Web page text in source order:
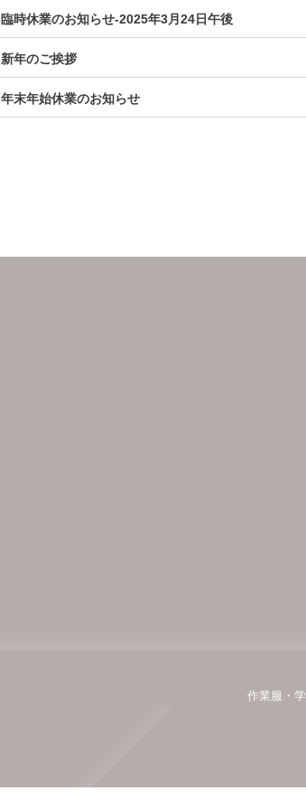
臨時休業のお知らせ-2025年3月24日午後
新年のご挨拶
年末年始休業のお知らせ
作業服・